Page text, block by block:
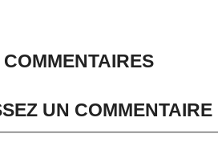
UN COMMENTAIRE